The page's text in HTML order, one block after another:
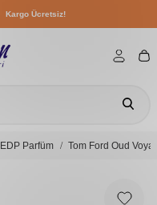
Kargo Ücretsiz!
EDP Parfüm Tom Ford Oud